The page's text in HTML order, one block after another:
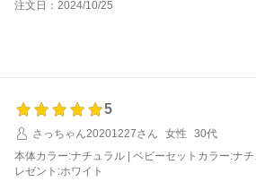
注文日：2024/10/25
5
さっちゃん20201227さん
女性
30代
本体カラー:ナチュラル | ベビーセットカラー:ナ
レゼント:ホワイト